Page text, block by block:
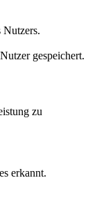
Nutzers.
gespeichert.
zu
erkannt.